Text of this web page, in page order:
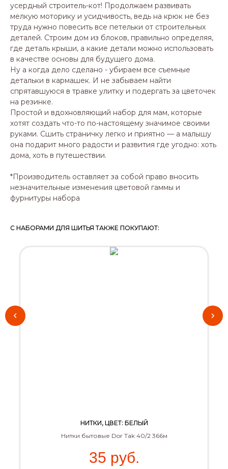
усердный строитель-кот! Продолжаем развивать
мелкую моторику и усидчивость, ведь на крюк не без
труда нужно повесить все петельки от строительных
деталей. Строим дом из блоков, правильно определяя,
где деталь крыши, а какие детали можно использовать
в качестве основы для будущего дома.
Ну а когда дело сделано - убираем все съемные
детальки в кармашек. И не забываем найти
спрятавшуюся в травке улитку и подергать за цветочек
на резинке.
Простой и вдохновляющий набор для мам, которые
хотят создать что-то по-настоящему значимое своими
руками. Сшить страничку легко и приятно — а малышу
она подарит много радости и развития где угодно: хоть
дома, хоть в путешествии.
*Производитель оставляет за собой право вносить
незначительные изменения цветовой гаммы и
фурнитуры набора
С НАБОРАМИ ДЛЯ ШИТЬЯ ТАКЖЕ ПОКУПАЮТ:
НИТКИ, ЦВЕТ: БЕЛЫЙ
Нитки бытовые Dor Tak 40/2 366м
35 руб.